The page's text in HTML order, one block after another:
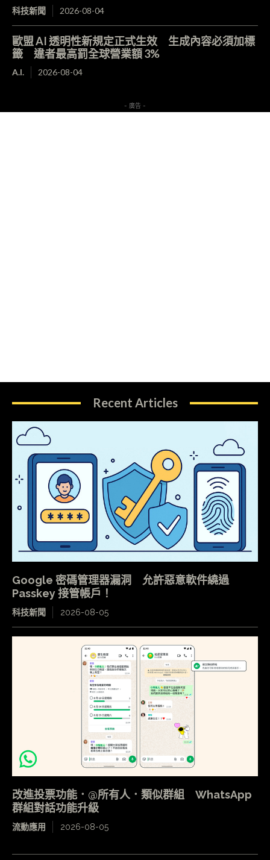
科技新聞 2026-08-04
歐盟 AI 透明性新規定正式生效 生成內容必須加標
籤 違者最高罰全球營業額 3%
A.I. 2026-08-04
- 廣告 -
Recent Articles
Google 密碼管理器漏洞 允許惡意軟件繞過
Passkey 接管帳戶！
科技新聞 2026-08-05
改進投票功能．@所有人．類似群組 WhatsApp
群組對話功能升級
流動應用 2026-08-05